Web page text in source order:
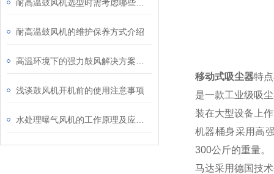
耐高温鼓风机的维护保养方式介绍
浅谈鼓风机开机前的使用注意事项
移动式吸尘器特
是一款工业级吸
装在大型设备上
机器桶身采用高
300公斤的重量。
马达采用德国技